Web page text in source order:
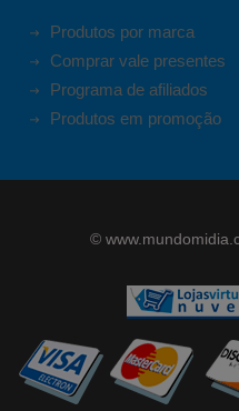
Produtos por marca
Comprar vale presentes
Programa de afiliados
Produtos em promoção
©